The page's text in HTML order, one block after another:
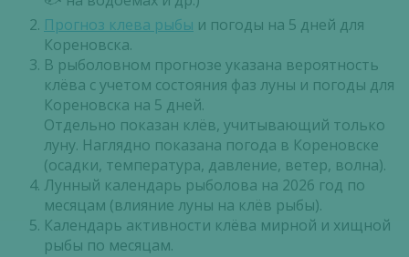
Прогноз клева рыбы и погоды на 5 дней для
Кореновска.
В рыболовном прогнозе указана вероятность
клёва с учетом состояния фаз луны и погоды для
Кореновска на 5 дней.
Отдельно показан клёв, учитывающий только
луну. Наглядно показана погода в Кореновске
(осадки, температура, давление, ветер, волна).
Лунный календарь рыболова на 2026 год по
месяцам (влияние луны на клёв рыбы).
Календарь активности клёва мирной и хищной
рыбы по месяцам.